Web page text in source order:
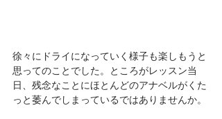
徐々にドライになっていく様子も楽しもうと
思ってのことでした。ところがレッスン当
日、残念なことにほとんどのアナベルがくた
っと萎んでしまっているではありませんか。